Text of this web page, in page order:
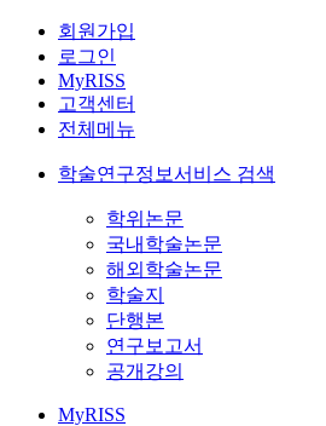
회원가입
로그인
MyRISS
고객센터
전체메뉴
학술연구정보서비스 검색
학위논문
국내학술논문
해외학술논문
학술지
단행본
연구보고서
공개강의
MyRISS